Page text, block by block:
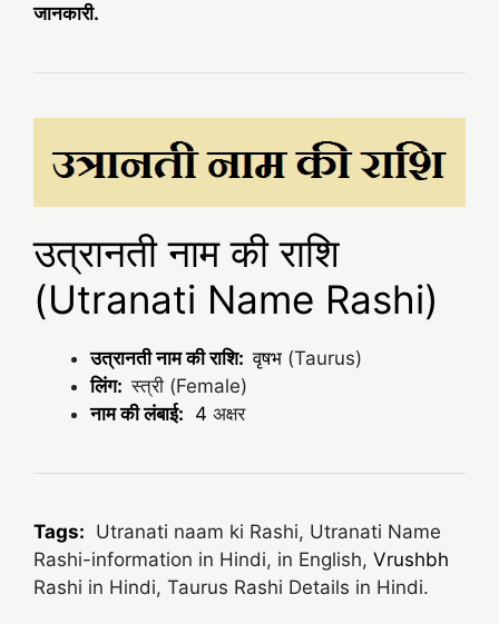
जानकारी.
उत्रानती नाम की राशि
(Utranati Name Rashi)
उत्रानती नाम की राशि:वृषभ (Taurus)
लिंग:स्त्री (Female)
नाम की लंबाई: 4 अक्षर
Tags: Utranati naam ki Rashi, Utranati Name
Rashi-information in Hindi, in English, Vrushbh
Rashi in Hindi, Taurus Rashi Details in Hindi.